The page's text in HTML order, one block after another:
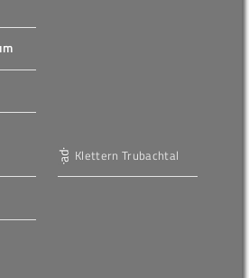
Klettern Trubachtal